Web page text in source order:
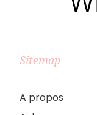
Sitemap
A propos